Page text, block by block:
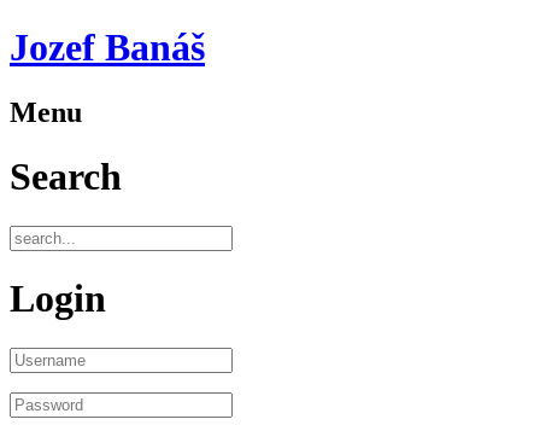
Jozef Banáš
Menu
Search
Login